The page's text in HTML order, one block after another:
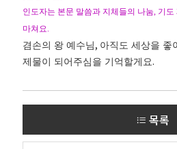
인도자는 본문 말씀과 지체들의 나눔 기도
마쳐요
겸손의 왕 예수님 , 아직도 세상을 좋
제물이 되어주심을 기억할게요 .
목록